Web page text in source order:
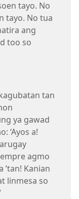
tayo. No
tayo. No tua
ang
too so
tan
ya gawad
‘Ayos a!
agmo
’tan! Kanian
linmesa so